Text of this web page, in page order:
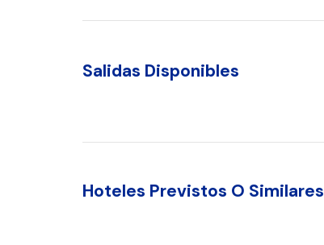
Salidas Disponibles
Hoteles Previstos O Similares